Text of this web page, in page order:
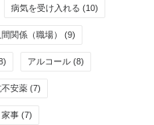
病気を受け入れる (10)
間関係（職場） (9)
アルコール (8)
不安薬 (7)
家事 (7)